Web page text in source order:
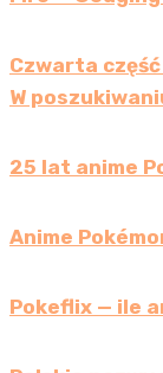
Czwarta
W
25 lat anime
Anime
Pokeflix — ile